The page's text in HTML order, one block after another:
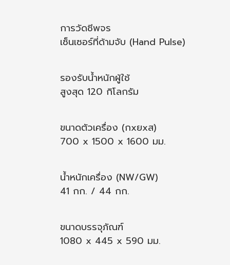
การวัดชีพจร
เซ็นเซอร์ที่ด้ามจับ (Hand Pulse)
รองรับน้ำหนักผู้ใช้
สูงสุด 120 กิโลกรัม
ขนาดตัวเครื่อง (กxยxส)
700 x 1500 x 1600 มม.
น้ำหนักเครื่อง (NW/GW)
41 กก. / 44 กก.
ขนาดบรรจุภัณฑ์
1080 x 445 x 590 มม.